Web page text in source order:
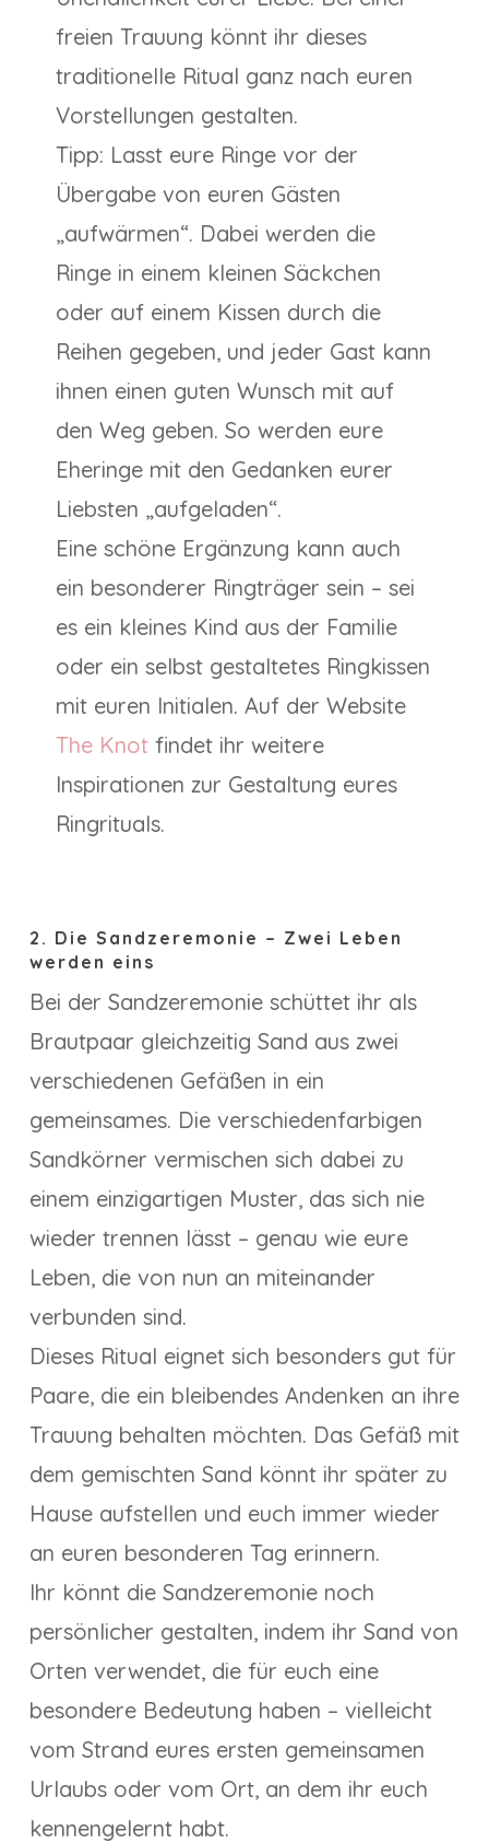
freien Trauung könnt ihr dieses
traditionelle Ritual ganz nach euren
Vorstellungen gestalten.
Tipp: Lasst eure Ringe vor der
Übergabe von euren Gästen
„aufwärmen“. Dabei werden die
Ringe in einem kleinen Säckchen
oder auf einem Kissen durch die
Reihen gegeben, und jeder Gast kann
ihnen einen guten Wunsch mit auf
den Weg geben. So werden eure
Eheringe mit den Gedanken eurer
Liebsten „aufgeladen“.
Eine schöne Ergänzung kann auch
ein besonderer Ringträger sein – sei
es ein kleines Kind aus der Familie
oder ein selbst gestaltetes Ringkissen
mit euren Initialen. Auf der Website
The Knotfindet ihr weitere
Inspirationen zur Gestaltung eures
Ringrituals.
2. Die Sandzeremonie – Zwei Leben
werden eins
Bei der Sandzeremonie schüttet ihr als
Brautpaar gleichzeitig Sand aus zwei
verschiedenen Gefäßen in ein
gemeinsames. Die verschiedenfarbigen
Sandkörner vermischen sich dabei zu
einem einzigartigen Muster, das sich nie
wieder trennen lässt – genau wie eure
Leben, die von nun an miteinander
verbunden sind.
Dieses Ritual eignet sich besonders gut für
Paare, die ein bleibendes Andenken an ihre
Trauung behalten möchten. Das Gefäß mit
dem gemischten Sand könnt ihr später zu
Hause aufstellen und euch immer wieder
an euren besonderen Tag erinnern.
Ihr könnt die Sandzeremonie noch
persönlicher gestalten, indem ihr Sand von
Orten verwendet, die für euch eine
besondere Bedeutung haben – vielleicht
vom Strand eures ersten gemeinsamen
Urlaubs oder vom Ort, an dem ihr euch
kennengelernt habt.